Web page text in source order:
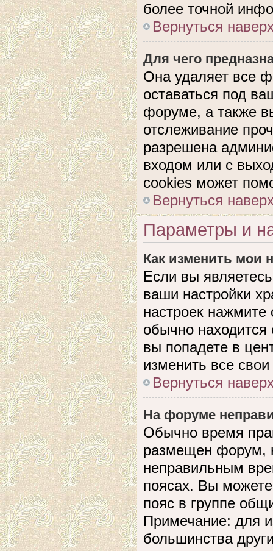
более точной
Вернуться
Для чего
Она удаляет все
оставаться под
форуме, а также
отслеживание
разрешена
входом или с
cookies может
Вернуться
Параметры и
Как изменить мои
Если вы
ваши настройки
настроек нажмите
обычно
вы попадете в
изменить все свои
Вернуться
На форуме
Обычно время
размещен форум,
неправильным
поясах. Вы
пояс в группе
Примечание: для
большинства